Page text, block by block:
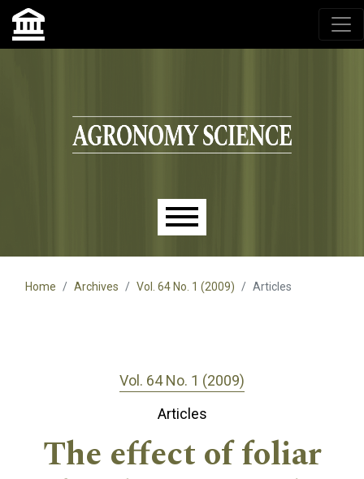
Agronomy Science, przyrodniczy lublin, czasopisma up,
czasopisma uniwersytet przyrodniczy lublin
Skip to main navigation menu
Skip to main content
Skip to site footer
Main menu
Home Archives Vol. 64 No. 1 (2009) Articles
Vol. 64 No. 1 (2009)
Articles
The effect of foliar